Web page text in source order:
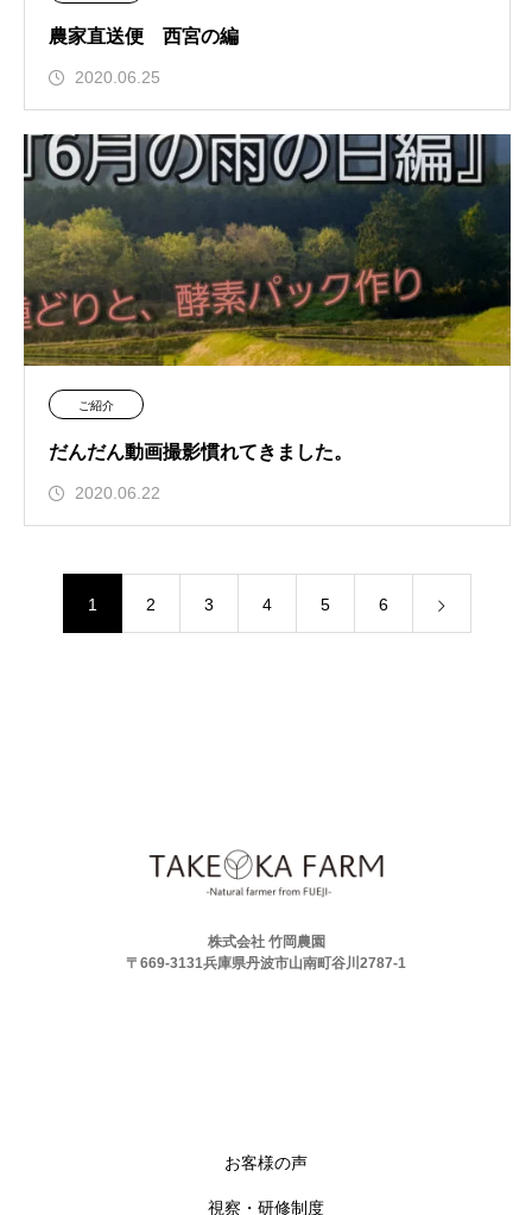
農家直送便 西宮の編
2020.06.25
ご紹介
だんだん動画撮影慣れてきました。
2020.06.22
1 2 3 4 5 6
株式会社 竹岡農園
〒669-3131兵庫県丹波市山南町谷川2787-1
お客様の声
視察・研修制度